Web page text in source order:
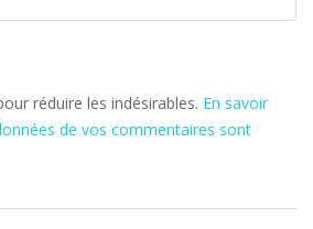
réduire les indésirables. En savoir
de vos commentaires sont